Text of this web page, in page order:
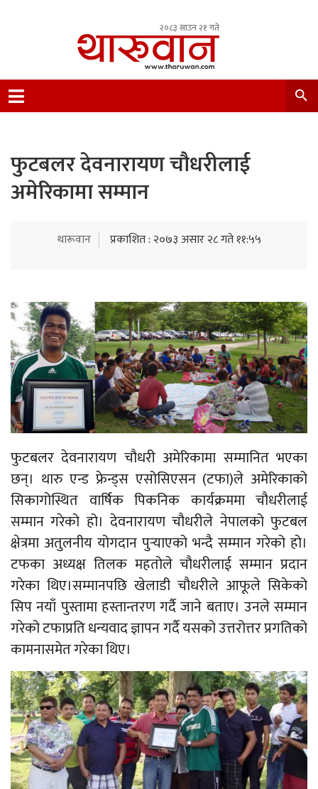
२०८३ साउन २१ गते
Nepal.
फुटबलर देवनारायण चौधरीलाई
अमेरिकामा सम्मान
थारूवान प्रकाशित : २०७३ असार २८ गते ११:५५
फुटबलर देवनारायण चौधरी अमेरिकामा सम्मानित भएका
छन्। थारु एन्ड फ्रेन्ड्स एसोसिएसन (टफा)ले अमेरिकाको
सिकागोस्थित वार्षिक पिकनिक कार्यक्रममा चौधरीलाई
सम्मान गरेको हो। देवनारायण चौधरीले नेपालको फुटबल
क्षेत्रमा अतुलनीय योगदान पुर्‍याएको भन्दै सम्मान गरेको हो।
टफका अध्यक्ष तिलक महतोले चौधरीलाई सम्मान प्रदान
गरेका थिए।सम्मानपछि खेलाडी चौधरीले आफूले सिकेको
सिप नयाँ पुस्तामा हस्तान्तरण गर्दै जाने बताए। उनले सम्मान
गरेको टफाप्रति धन्यवाद ज्ञापन गर्दै यसको उत्तरोत्तर प्रगतिको
कामनासमेत गरेका थिए।